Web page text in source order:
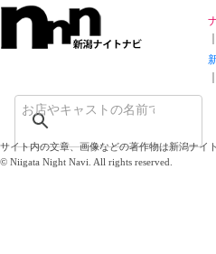
サイト内の文章、画像などの著作物は新潟ナイ
© Niigata Night Navi. All rights reserved.